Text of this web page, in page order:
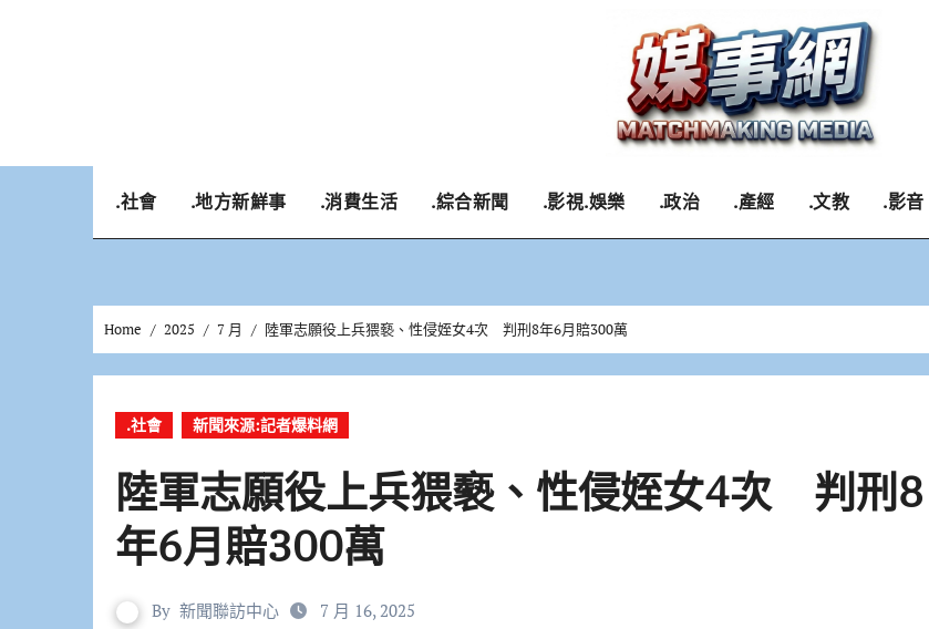
.社會 .地方新鮮事 .消費生活 .綜合新聞 .影視.娛樂 .政治 .產經 .文教 .影音
Home 2025 7 月 陸軍志願役上兵猥褻、性侵姪女4次 判刑8年6月賠300萬
.社會 新聞來源:記者爆料網
陸軍志願役上兵猥褻、性侵姪女4次 判刑8
年6月賠300萬
By 新聞聯訪中心 7 月 16, 2025